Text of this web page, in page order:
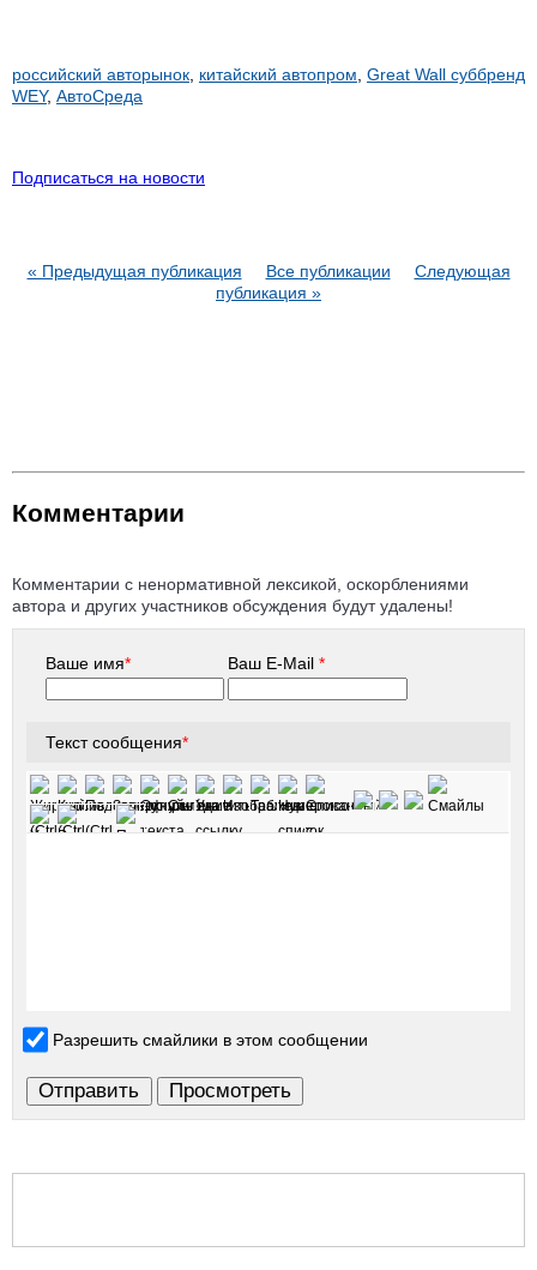
российский авторынок китайский автопром Great Wall суббренд
WEY, АвтоСреда
Подписаться на новости
« Предыдущая публикация Все публикации
Следующая
публикация »
Комментарии
Комментарии с ненормативной лексикой, оскорблениями
автора и других участников обсуждения будут удалены!
Ваше имя* Ваш E-Mail*
Текст сообщения*
Разрешить смайлики в этом сообщении